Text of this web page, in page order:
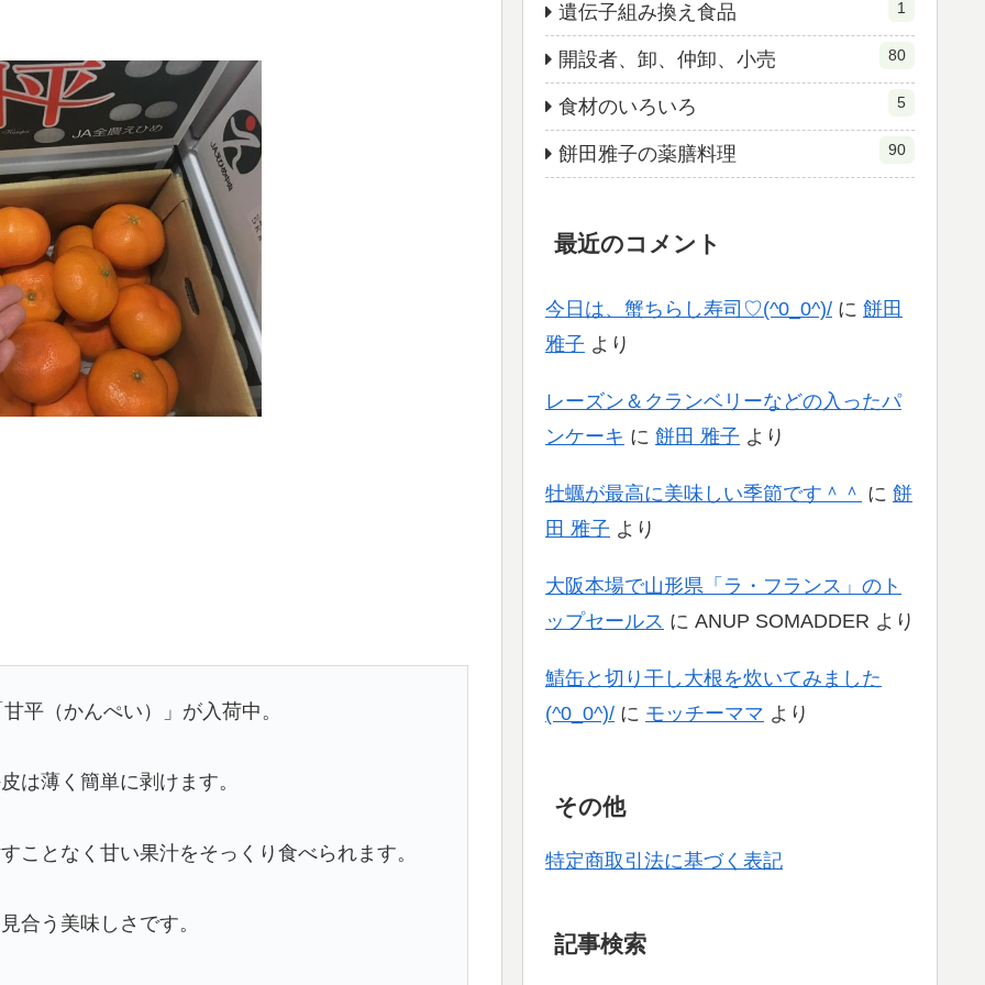
平（かんぺい）」が入荷中。
は薄く簡単に剥けます。
ことなく甘い果汁をそっくり食べられます。
合う美味しさです。
遺伝子組み換え食品 1
開設者、卸、仲卸、小売 80
食材のいろいろ 5
餅田雅子の薬膳料理 90
最近のコメント
今日は、蟹ちらし寿司♡(^0_0^)/ に 餅田
雅子 より
レーズン＆クランベリーなどの入ったパ
ンケーキ に 餅田 雅子 より
牡蠣が最高に美味しい季節です＾＾ に 餅
田 雅子 より
大阪本場で山形県「ラ・フランス」のト
ップセールス に ANUP SOMADDER より
鯖缶と切り干し大根を炊いてみました
(^0_0^)/ に モッチーママ より
その他
特定商取引法に基づく表記
記事検索